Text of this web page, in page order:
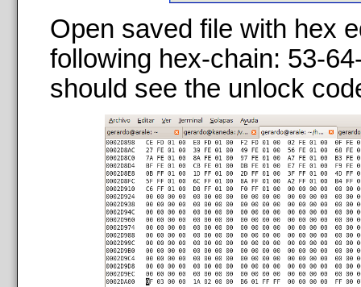
Open saved file with hex
following hex-chain: 53-
should see the unlock